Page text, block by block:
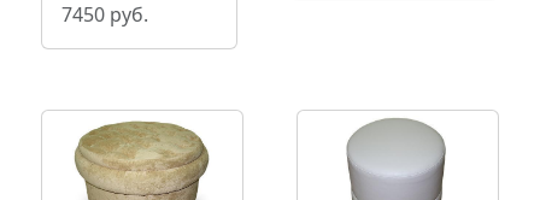
7450 руб.